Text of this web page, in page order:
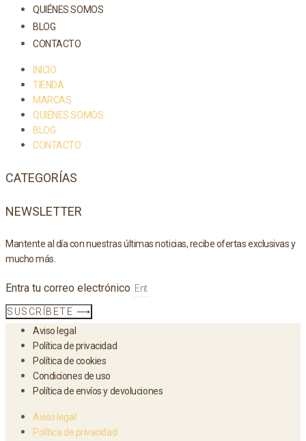
QUIÉNES SOMOS
BLOG
CONTACTO
INICIO
TIENDA
MARCAS
QUIÉNES SOMOS
BLOG
CONTACTO
CATEGORÍAS
NEWSLETTER
Mantente al día con nuestras últimas noticias, recibe ofertas exclusivas y
mucho más.
Entra tu correo electrónico
SUSCRÍBETE ⟶
Aviso legal
Política de privacidad
Política de cookies
Condiciones de uso
Política de envíos y devoluciones
Aviso legal
Política de privacidad